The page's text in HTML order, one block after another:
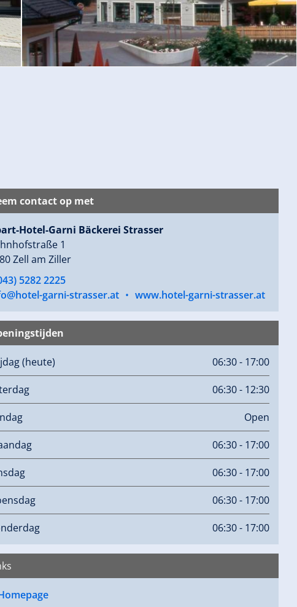
contact op met
Hotel-Garni Bäckerei Strasser
1
Zell am Ziller
5282 2225
garni-strasser.at • www.hotel-garni-strasser.at
(heute) 06:30 - 17:00
06:30 - 12:30
Open
06:30 - 17:00
06:30 - 17:00
06:30 - 17:00
06:30 - 17:00